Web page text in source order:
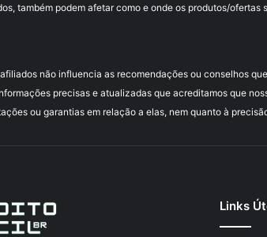
também podem afetar como e onde os produtos/
não influencia as recomendações ou conselhos
precisas e atualizadas que acreditamos que
ou garantias em relação a elas, nem quanto à
Links